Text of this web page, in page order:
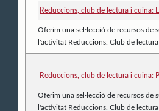
Reduccions, club de lectura i cuina:
Oferim una sel·lecció de recursos de
l'activitat Reduccions. Club de lectura
Reduccions, club de lectura i cuina:
Oferim una sel·lecció de recursos de
l'activitat Reduccions. Club de lectura